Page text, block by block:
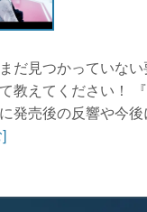
だ見つかっていな
教えてください！
発売後の反響や今